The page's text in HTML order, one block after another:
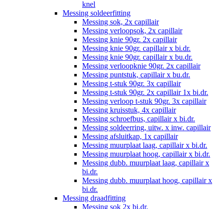
knel
Messing soldeerfitting
Messing sok, 2x capillair
Messing verloopsok, 2x capillair
Messing knie 90gr. 2x capillair
Messing knie 90gr. capillair x bi.dr.
Messing knie 90gr. capillair x bu.dr.
Messing verloopknie 90gr. 2x capillair
Messing puntstuk, capillair x bu.dr.
Messing t-stuk 90gr. 3x capillair
Messing t-stuk 90gr. 2x capillair 1x bi.dr.
Messing verloop t-stuk 90gr. 3x capillair
Messing kruisstuk, 4x capillair
Messing schroefbus, capillair x bi.dr.
Messing soldeerring, uitw. x inw. capillair
Messing afsluitkap, 1x capillair
Messing muurplaat laag, capillair x bi.dr.
Messing muurplaat hoog, capillair x bi.dr.
Messing dubb. muurplaat laag, capillair x
bi.dr.
Messing dubb. muurplaat hoog, capillair x
bi.dr.
Messing draadfitting
Messing sok 2x bi.dr.